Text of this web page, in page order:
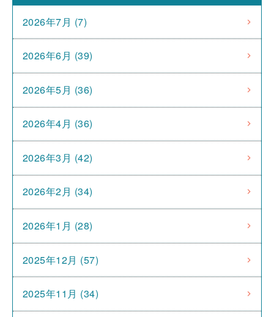
2026年7月 (7)
2026年6月 (39)
2026年5月 (36)
2026年4月 (36)
2026年3月 (42)
2026年2月 (34)
2026年1月 (28)
2025年12月 (57)
2025年11月 (34)